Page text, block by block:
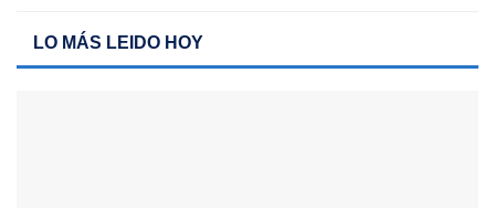
LO MÁS LEIDO HOY